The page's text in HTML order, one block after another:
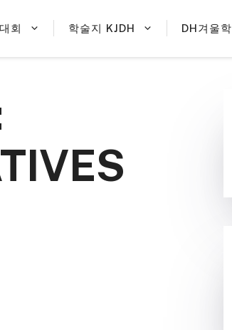
회 학술지 KJDH DH겨울